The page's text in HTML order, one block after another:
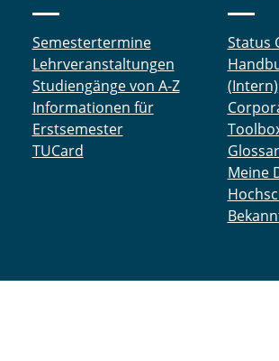
Semestertermine
Lehrveranstaltungen
Studiengänge von A-Z
Informationen für
Erstsemester
TUCard
Status
(Intern)
Meine